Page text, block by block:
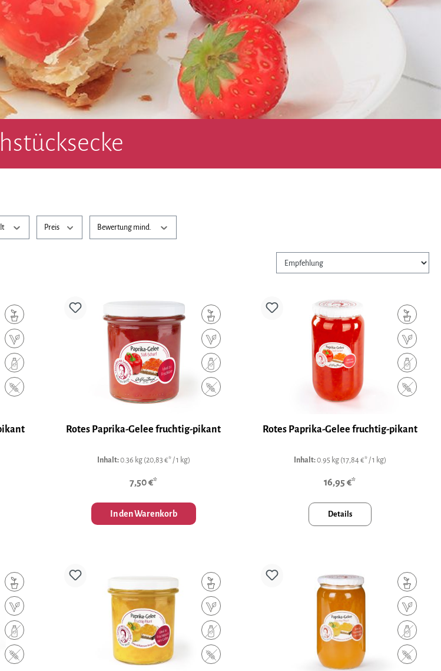
Preis Bewertung mind.
Rotes Paprika-Gelee fruchtig-pikant
Inhalt:0.36 kg (20,83 €* / 1 kg)
7,50 €*
In den Warenkorb
Rotes Paprika-Gelee fruchtig-pikant
Inhalt:0.95 kg (17,84 €* / 1 kg)
16,95 €*
Details